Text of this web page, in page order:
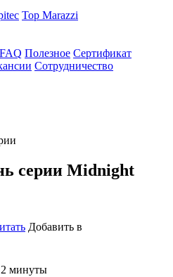
Top Marazzi
FAQ Полезное Сертификат
Сотрудничество
серии Midnight
Добавить в
2 минуты